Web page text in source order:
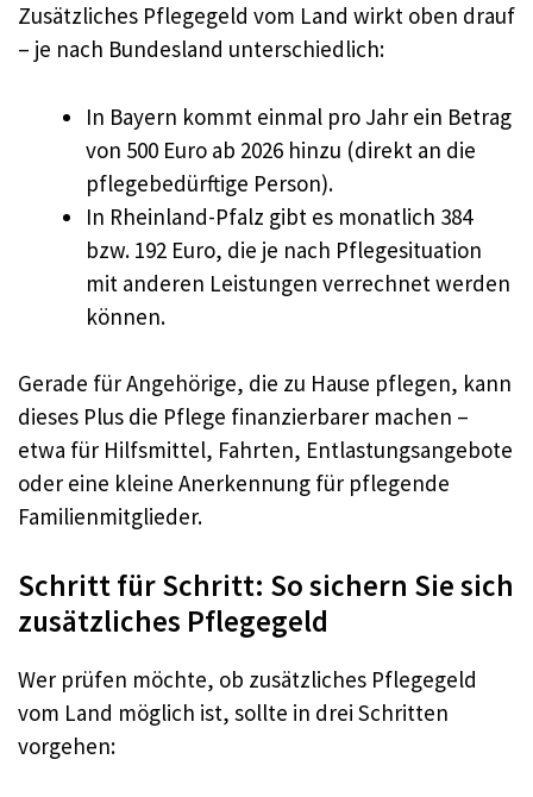
Zusätzliches Pflegegeld vom Land wirkt oben drauf
– je nach Bundesland unterschiedlich:
In Bayern kommt einmal pro Jahr ein Betrag
von 500 Euro ab 2026 hinzu (direkt an die
pflegebedürftige Person).
In Rheinland-Pfalz gibt es monatlich 384
bzw. 192 Euro, die je nach Pflegesituation
mit anderen Leistungen verrechnet werden
können.
Gerade für Angehörige, die zu Hause pflegen, kann
dieses Plus die Pflege finanzierbarer machen –
etwa für Hilfsmittel, Fahrten, Entlastungsangebote
oder eine kleine Anerkennung für pflegende
Familienmitglieder.
Schritt für Schritt: So sichern Sie sich
zusätzliches Pflegegeld
Wer prüfen möchte, ob zusätzliches Pflegegeld
vom Land möglich ist, sollte in drei Schritten
vorgehen: